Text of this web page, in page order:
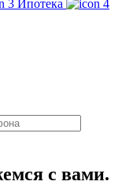
Ипотека
с вами.